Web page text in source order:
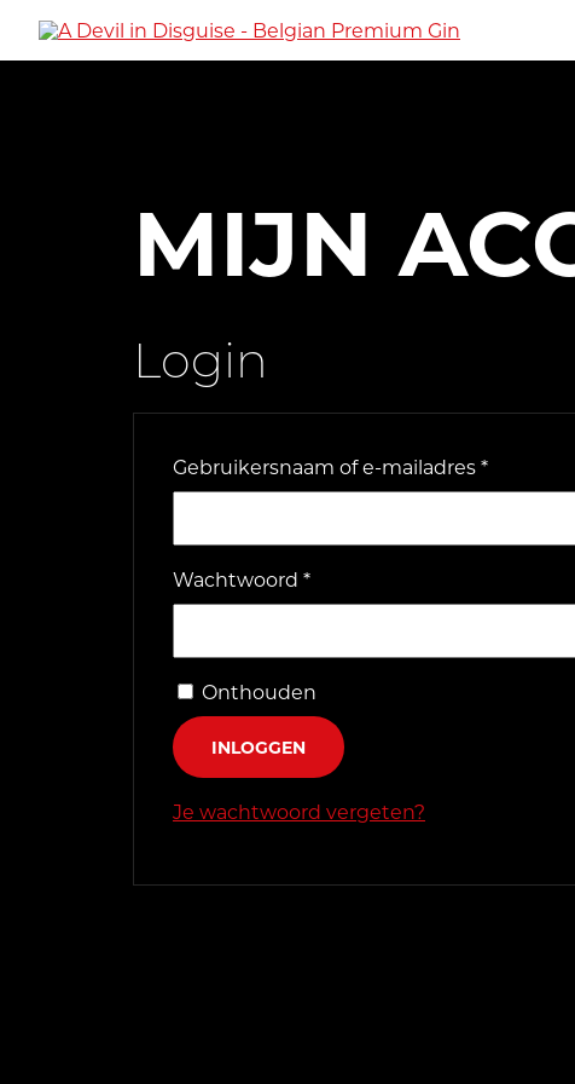
MIJN
Login
Gebruikersnaam of e-mailadres*Vereist
Wachtwoord *Vereist
Onthouden
INLOGGEN
Je wachtwoord vergeten?